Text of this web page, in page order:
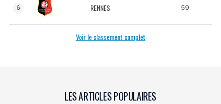
6 RENNES 59
Voir le classement complet
LES ARTICLES POPULAIRES